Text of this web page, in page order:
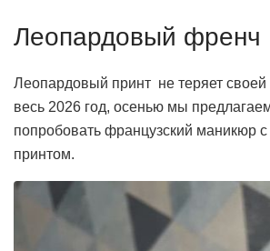
Леопардовый френч
Леопардовый принт не теряет своей
весь 2026 год, осенью мы
попробовать французский маникюр
принтом.